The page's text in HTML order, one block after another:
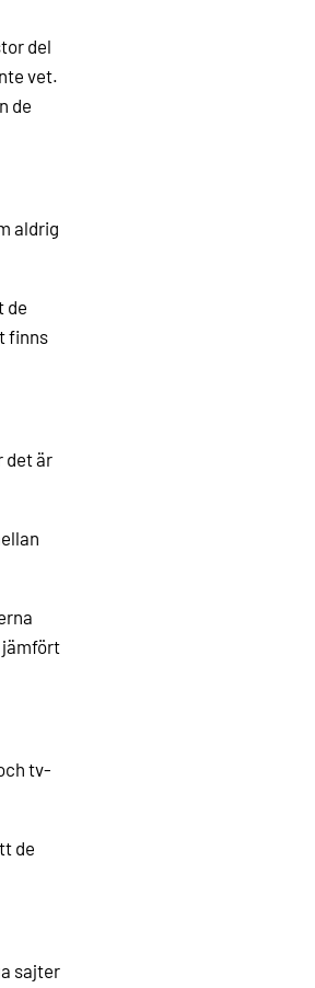
del
vet.
de
aldrig
de
finns
det är
jämfört
tv-
de
sajter